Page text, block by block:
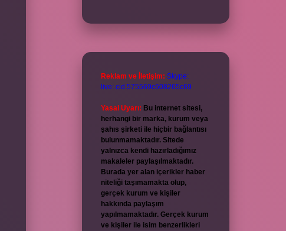
Reklam ve İletişim: Skype:
live:.cid.575569c608265c69
Yasal Uyarı: Bu internet sitesi,
herhangi bir marka, kurum veya
şahıs şirketi ile hiçbir bağlantısı
bulunmamaktadır. Sitede
yalnızca kendi hazırladığımız
makaleler paylaşılmaktadır.
Burada yer alan içerikler haber
niteliği taşımamakta olup,
gerçek kurum ve kişiler
hakkında paylaşım
yapılmamaktadır. Gerçek kurum
ve kişiler ile isim benzerlikleri